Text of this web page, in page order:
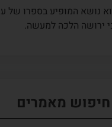
נושא המופיע בספרו של
ירושה הלכה למעשה.
חיפוש מאמרים